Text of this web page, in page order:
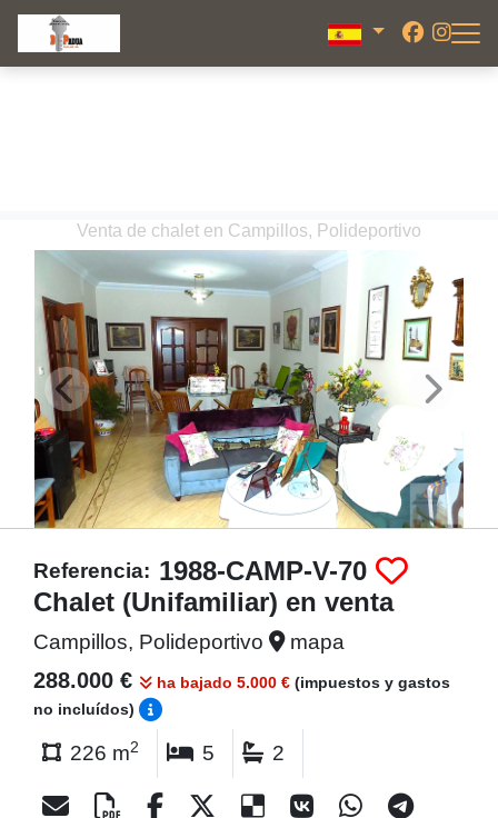
Venta de chalet en Campillos, Polideportivo
Referencia: 1988-CAMP-V-70
Chalet (Unifamiliar) en venta
Campillos, Polideportivo mapa
288.000 € ha bajado 5.000 € (impuestos y gastos
no incluídos)
226 m2 5 2